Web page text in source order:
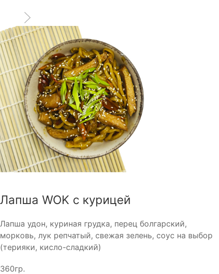
Лапша WOK с курицей
Лапша удон, куриная грудка, перец болгарский,
морковь, лук репчатый, свежая зелень, соус на выбор
(терияки, кисло-сладкий)
360гр.